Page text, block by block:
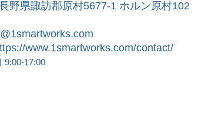
野県諏訪郡原村5677-1 ホルン原村102
www.1smartworks.com/contact/
9:00-17:00